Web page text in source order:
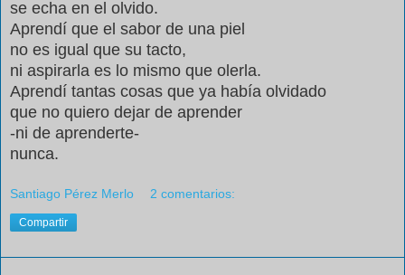
se echa en el olvido.
Aprendí que el sabor de una piel
no es igual que su tacto,
ni aspirarla es lo mismo que olerla.
Aprendí tantas cosas que ya había olvidado
que no quiero dejar de aprender
-ni de aprenderte-
nunca.
Santiago Pérez Merlo 2 comentarios:
Compartir